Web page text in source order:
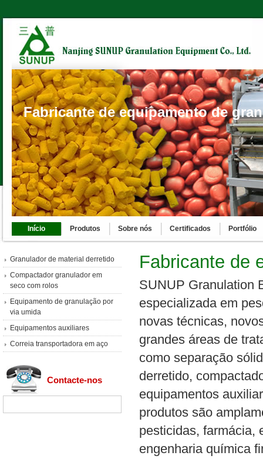
Fabricante de equipamento de
Início Produtos Sobre nós Certificados Portfólio
Granulador de material derretido
Compactador granulador em
seco com rolos
Equipamento de granulação por
via umida
Equipamentos auxiliares
Correia transportadora em aço
Contacte-nos
Fabricante de
SUNUP Granulation
especializada em
novas técnicas,
grandes áreas de
como separação
derretido,
equipamentos
produtos são
pesticidas, farmácia,
engenharia química